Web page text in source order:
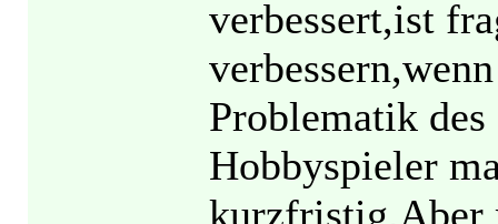
verbessert,ist
Problematik
Hobbyspieler
kurzfristig.Aber